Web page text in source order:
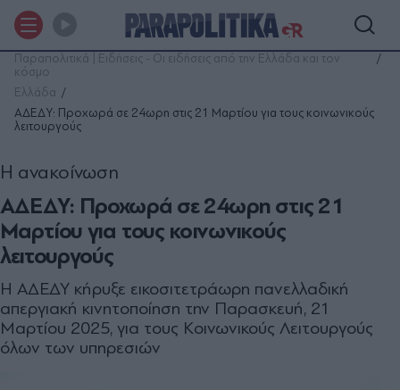
Παραπολιτικά | Ειδήσεις - Οι ειδήσεις από την Ελλάδα και τον
κόσμο
Ελλάδα
ΑΔΕΔΥ: Προχωρά σε 24ωρη στις 21 Μαρτίου για τους κοινωνικούς
λειτουργούς
ΑΔΕΔΥ: Προχωρά σε 24ωρη στις 21
Μαρτίου για τους κοινωνικούς
λειτουργούς
Η ανακοίνωση
Η ΑΔΕΔΥ κήρυξε εικοσιτετράωρη πανελλαδική
απεργιακή κινητοποίηση την Παρασκευή, 21
Μαρτίου 2025, για τους Κοινωνικούς Λειτουργούς
όλων των υπηρεσιών